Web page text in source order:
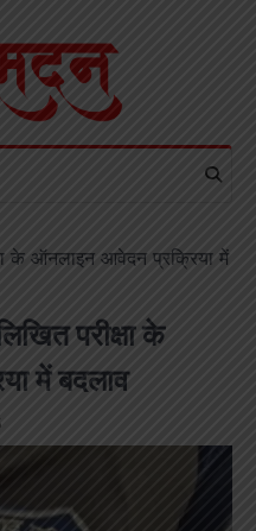
के ऑनलाइन आवेदन प्रक्रिया में
परीक्षा के
में बदलाव